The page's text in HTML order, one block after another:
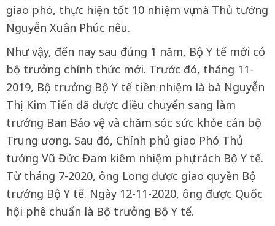
giao phó, thực hiện tốt 10 nhiệm vụ mà Thủ tướng
Nguyễn Xuân Phúc nêu.
Như vậy, đến nay sau đúng 1 năm, Bộ Y tế mới có
bộ trưởng chính thức mới. Trước đó, tháng 11-
2019, Bộ trưởng Bộ Y tế tiền nhiệm là bà Nguyễn
Thị Kim Tiến đã được điều chuyển sang làm
trưởng Ban Bảo vệ và chăm sóc sức khỏe cán bộ
Trung ương. Sau đó, Chính phủ giao Phó Thủ
tướng Vũ Đức Đam kiêm nhiệm phụ trách Bộ Y tế.
Từ tháng 7-2020, ông Long được giao quyền Bộ
trưởng Bộ Y tế. Ngày 12-11-2020, ông được Quốc
hội phê chuẩn là Bộ trưởng Bộ Y tế.